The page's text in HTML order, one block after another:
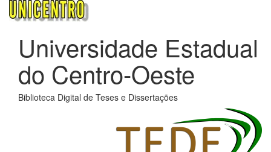
Universidade Estadual
do Centro-Oeste
Biblioteca Digital de Teses e Dissertações